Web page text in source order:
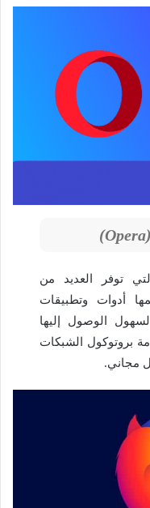
(Opera)
توفر العديد من
أدوات وتطبيقات
الوصول إليها
بروتوكول الشبكات